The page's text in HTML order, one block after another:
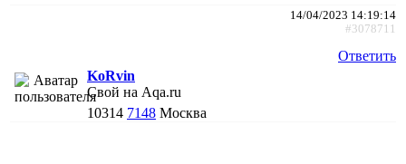
14/04/2023 14:19:14
#3078711
Ответить
KoRvin
Свой на Aqa.ru
10314 7148 Москва